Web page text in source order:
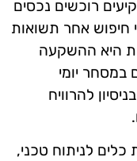
רוכשים נכסים
חיפוש אחר תשואות
היא ההשקעה
יומי
להרוויח
כלים לניתוח טכני,